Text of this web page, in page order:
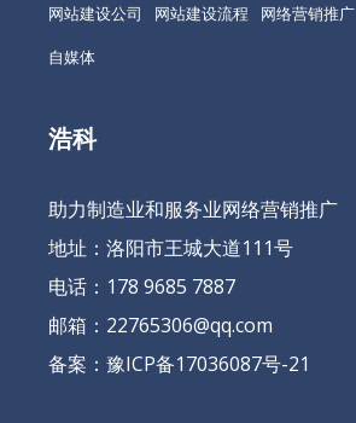
网站建设公司
网站建设流程 网络营销推广
自媒体
浩科
助力制造业和服务业网络营销推广
地址：洛阳市王城大道111号
电话：178 9685 7887
邮箱：22765306@qq.com
备案： 豫ICP备17036087号-21